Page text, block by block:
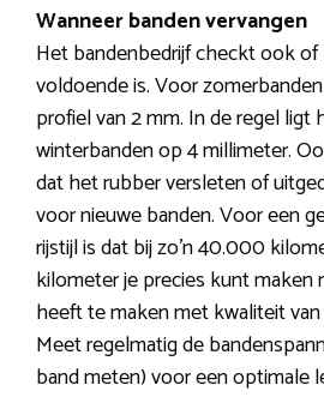
Wanneer banden vervangen
Het bandenbedrijf checkt ook
voldoende is. Voor
profiel van 2 mm. In de regel ligt
winterbanden op 4 millimeter.
dat het rubber versleten of
voor nieuwe banden. Voor een
rijstijl is dat bij zo’n 40.000
kilometer je precies kunt maken
heeft te maken met kwaliteit
Meet regelmatig de
band meten) voor een optimale